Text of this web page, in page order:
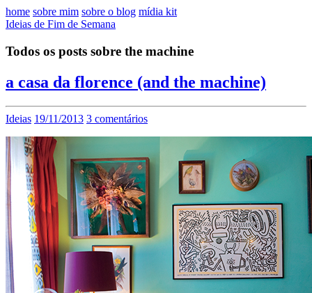
home sobre mim sobre o blog mídia kit
Ideias de Fim de Semana
Todos os posts sobre the machine
a casa da florence (and the machine)
Ideias 19/11/2013 3 comentários